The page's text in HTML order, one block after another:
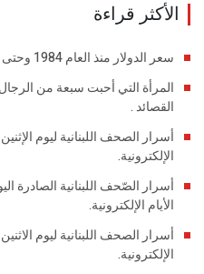
الأكثر قراءة
سعر الدولار منذ العام 1984 وحتى الآن / جريدة الأيام الإلكترونية .
المرأة التي أحبت سبعة من
القصائد .
الإلكترونية.
الأيام الإلكترونية.
الإلكترونية.